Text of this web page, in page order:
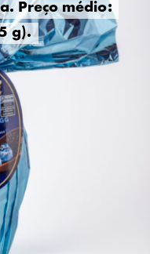
Preço médio:
g).
Preço médio:
g).